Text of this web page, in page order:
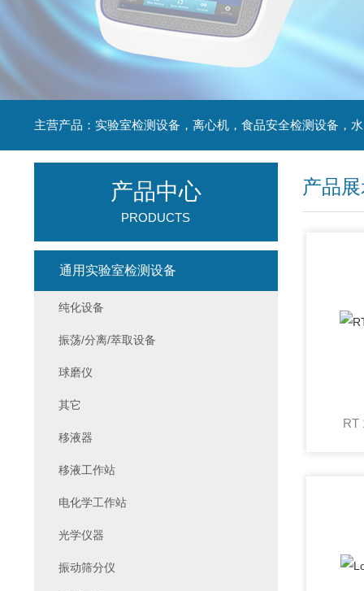
产品
RT
产品中心
PRODUCTS
通用实验室检测设备
纯化设备
振荡/分离/萃取设备
球磨仪
其它
移液器
移液工作站
电化学工作站
光学仪器
振动筛分仪